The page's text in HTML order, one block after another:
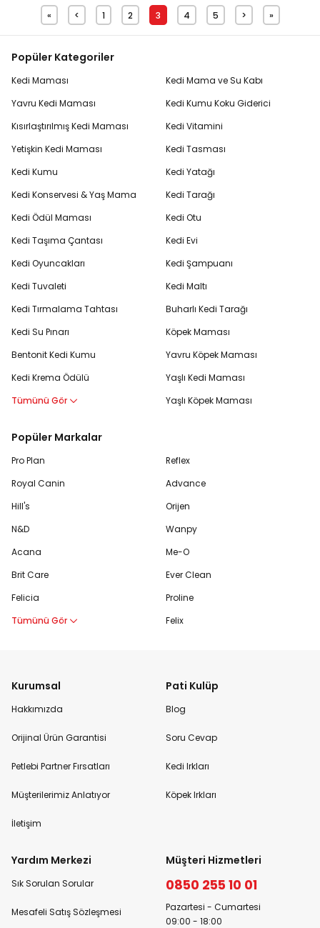
« < 1 2 3 4 5 > »
Popüler Kategoriler
Kedi Maması
Yavru Kedi Maması
Kısırlaştırılmış Kedi Maması
Yetişkin Kedi Maması
Kedi Kumu
Kedi Konservesi & Yaş Mama
Kedi Ödül Maması
Kedi Taşıma Çantası
Kedi Oyuncakları
Kedi Tuvaleti
Kedi Tırmalama Tahtası
Kedi Su Pınarı
Bentonit Kedi Kumu
Kedi Krema Ödülü
Tümünü Gör
Kedi Mama ve Su Kabı
Kedi Kumu Koku Giderici
Kedi Vitamini
Kedi Tasması
Kedi Yatağı
Kedi Tarağı
Kedi Otu
Kedi Evi
Kedi Şampuanı
Kedi Maltı
Buharlı Kedi Tarağı
Köpek Maması
Yavru Köpek Maması
Yaşlı Kedi Maması
Yaşlı Köpek Maması
Popüler Markalar
Pro Plan
Royal Canin
Hill's
N&D
Acana
Brit Care
Felicia
Tümünü Gör
Reflex
Advance
Orijen
Wanpy
Me-O
Ever Clean
Proline
Felix
Kurumsal
Hakkımızda
Orijinal Ürün Garantisi
Petlebi Partner Fırsatları
Müşterilerimiz Anlatıyor
İletişim
Pati Kulüp
Blog
Soru Cevap
Kedi Irkları
Köpek Irkları
Yardım Merkezi
Sık Sorulan Sorular
Mesafeli Satış Sözleşmesi
Müşteri Hizmetleri
0850 255 10 01
Pazartesi - Cumartesi
09:00 - 18:00